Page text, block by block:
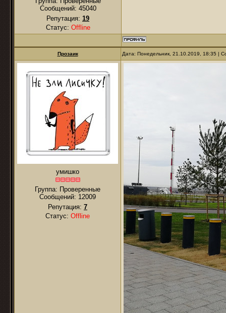
Сообщений: 45040
Репутация: 19
Статус: Offline
Прозаик Дата: Понедельник, 21.10.2019, 18:35 |
умишко
Группа: Проверенные
Сообщений: 12009
Репутация: 7
Статус: Offline